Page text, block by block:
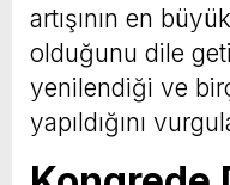
artışının en
olduğunu dile
yenilendiği ve
yapıldığını